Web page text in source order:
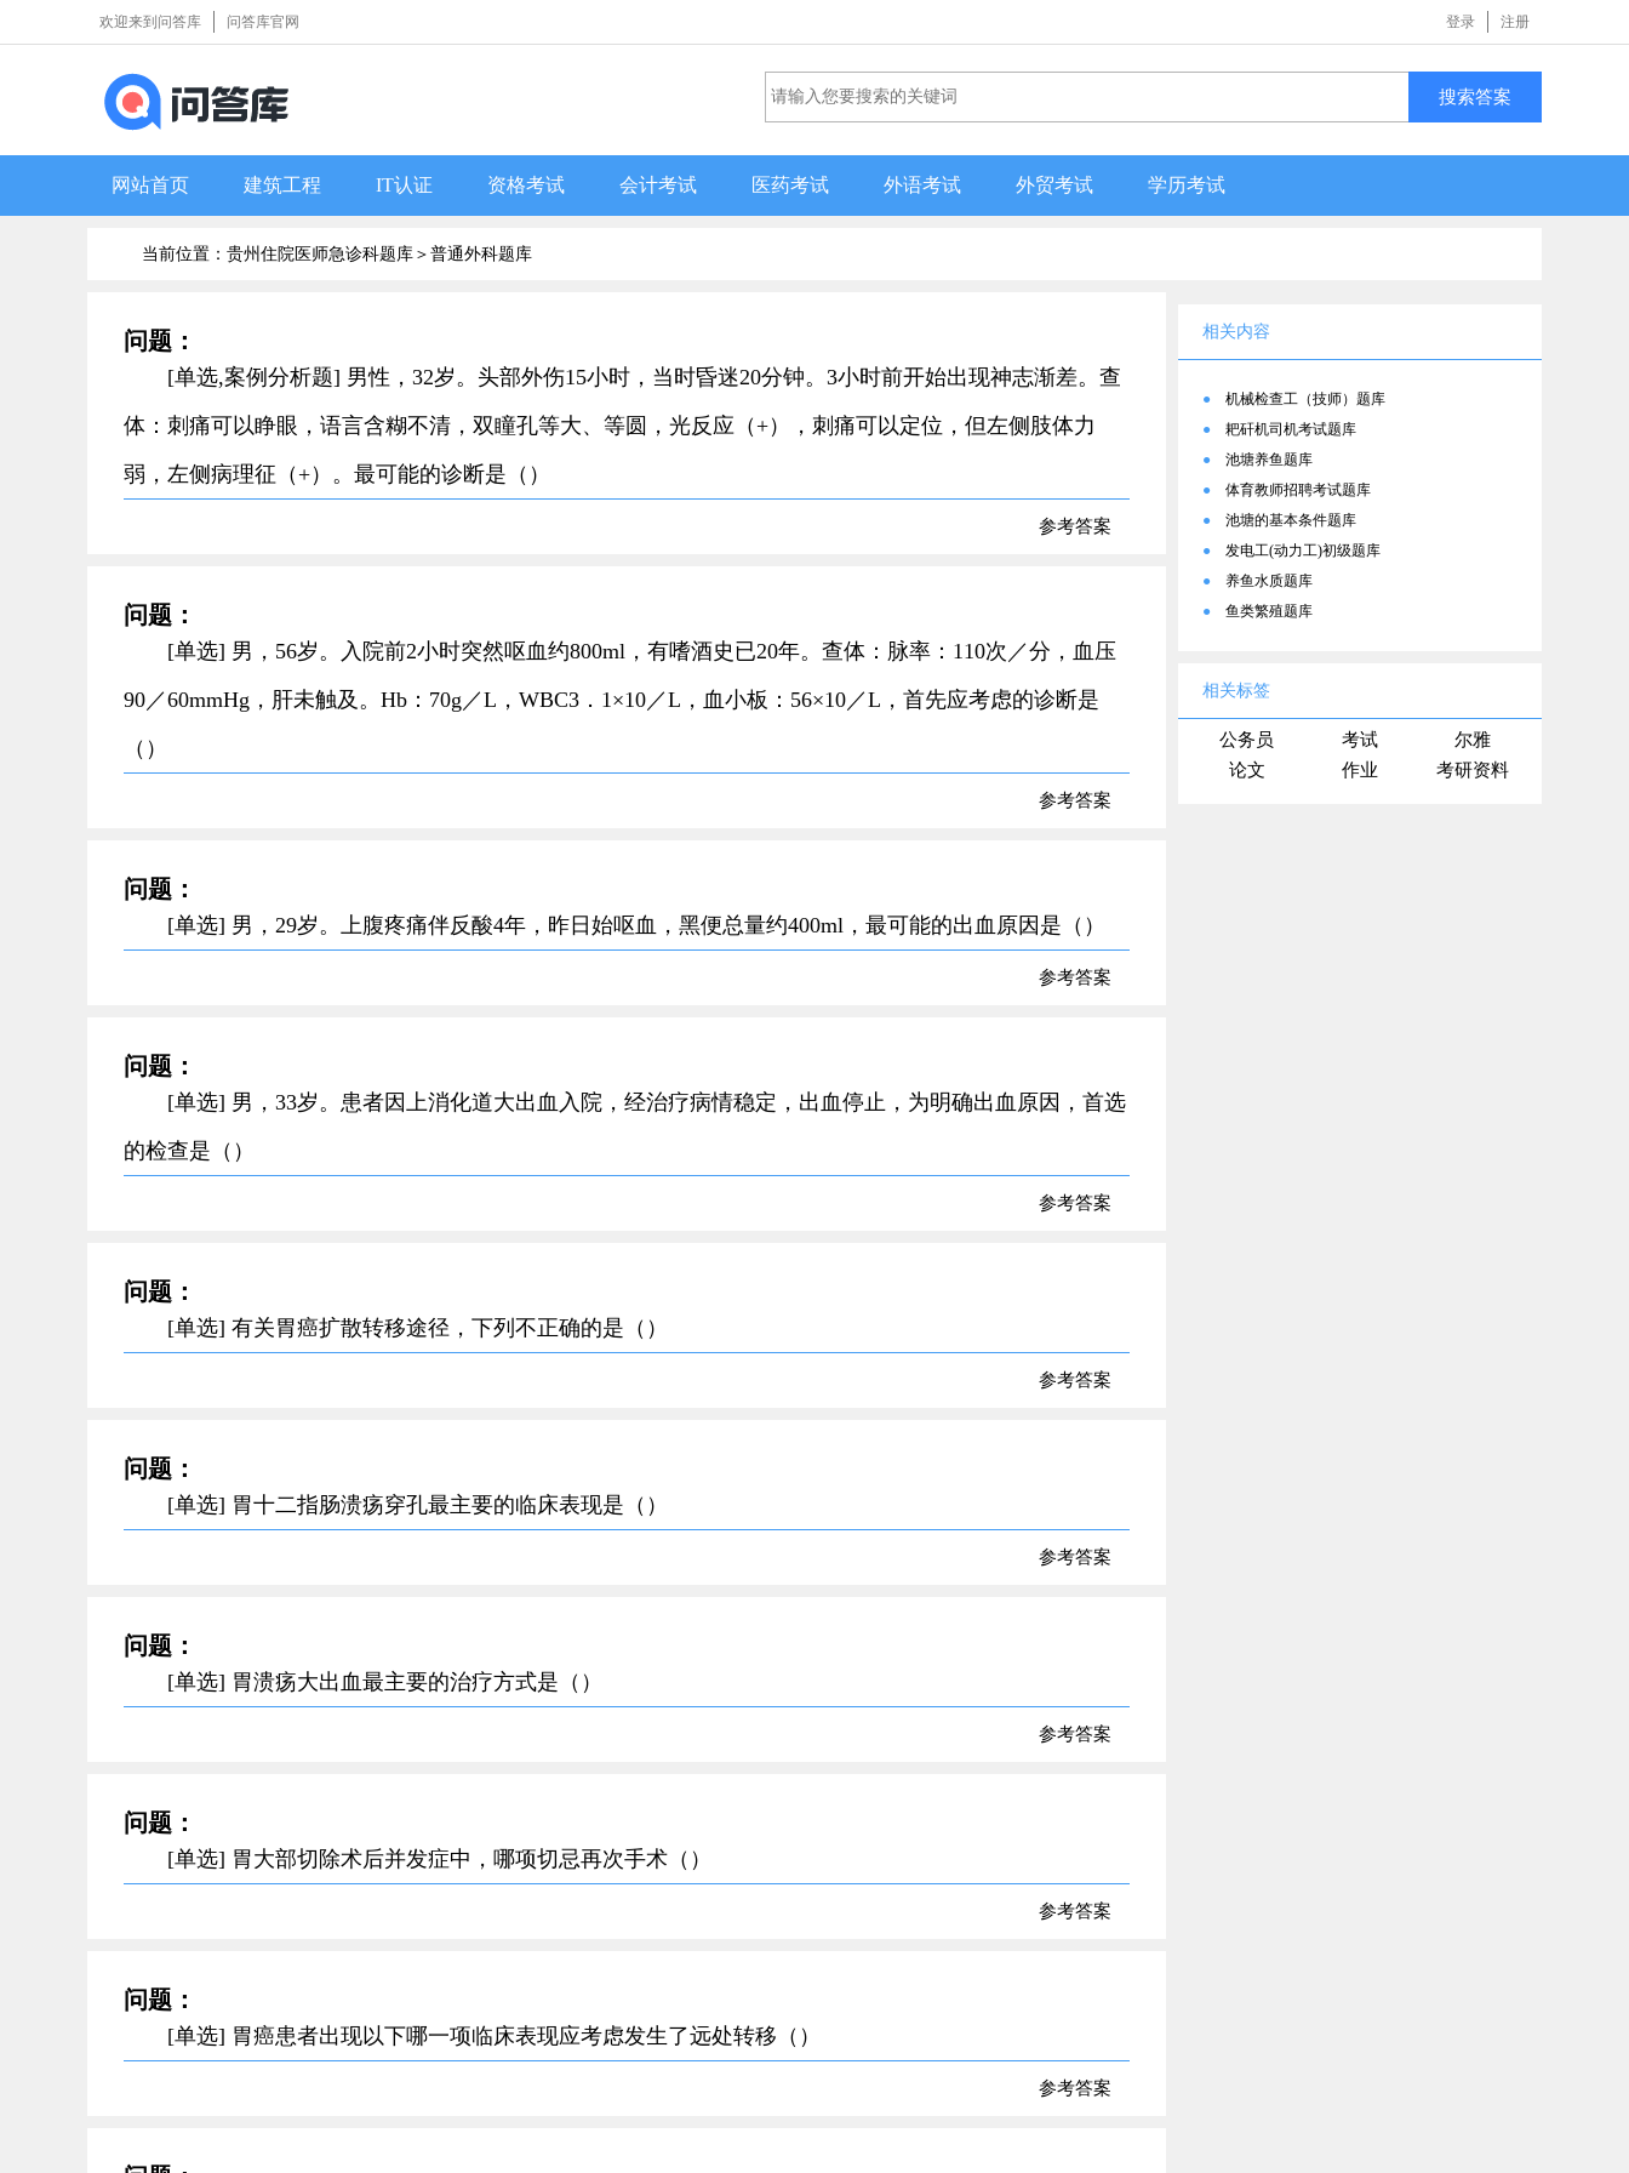
登录 注册
欢迎来到问答库 问答库官网
搜索答案
网站首页 建筑工程 IT认证 资格考试 会计考试 医药考试 外语考试 外贸考试 学历考试
当前位置：贵州住院医师急诊科题库＞ 普通外科题库
问题：
[单选,案例分析题] 男性，32岁。头部外伤15小时，当时昏迷20分钟。3小时前开始出现神志渐差。查
体：刺痛可以睁眼，语言含糊不清，双瞳孔等大、等圆，光反应（+），刺痛可以定位，但左侧肢体力
弱，左侧病理征（+）。最可能的诊断是（）
参考答案
问题：
[单选] 男，56岁。入院前2小时突然呕血约800ml，有嗜酒史已20年。查体：脉率：110次／分，血压
90／60mmHg，肝未触及。Hb：70g／L，WBC3．1×10／L，血小板：56×10／L，首先应考虑的诊断是
（）
参考答案
问题：
[单选] 男，29岁。上腹疼痛伴反酸4年，昨日始呕血，黑便总量约400ml，最可能的出血原因是（）
参考答案
问题：
[单选] 男，33岁。患者因上消化道大出血入院，经治疗病情稳定，出血停止，为明确出血原因，首选
的检查是（）
参考答案
问题：
[单选] 有关胃癌扩散转移途径，下列不正确的是（）
参考答案
问题：
[单选] 胃十二指肠溃疡穿孔最主要的临床表现是（）
参考答案
问题：
[单选] 胃溃疡大出血最主要的治疗方式是（）
参考答案
问题：
[单选] 胃大部切除术后并发症中，哪项切忌再次手术（）
参考答案
问题：
[单选] 胃癌患者出现以下哪一项临床表现应考虑发生了远处转移（）
参考答案
相关内容
●
机械检查工（技师）题库
●
耙矸机司机考试题库
●
池塘养鱼题库
●
体育教师招聘考试题库
●
池塘的基本条件题库
●
发电工(动力工)初级题库
●
养鱼水质题库
●
鱼类繁殖题库
相关标签
公务员 考试
尔雅
论文
作业 考研资料